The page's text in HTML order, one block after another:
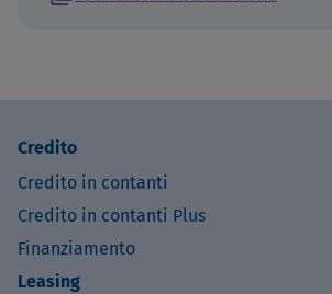
Credito
Credito in contanti
Credito in contanti Plus
Finanziamento
Leasing